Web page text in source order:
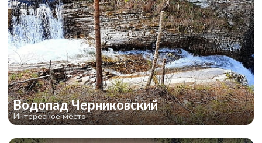
Водопад Черниковский
Интересное место